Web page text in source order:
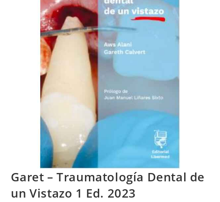
Garet – Traumatología Dental de
un Vistazo 1 Ed. 2023